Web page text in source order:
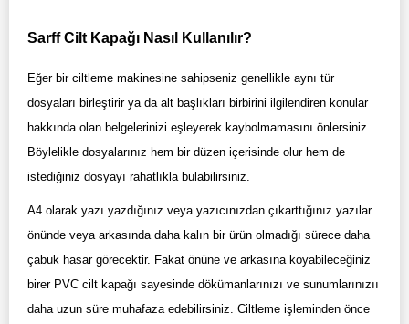
Sarff Cilt Kapağı Nasıl Kullanılır?
Eğer bir ciltleme makinesine sahipseniz genellikle aynı tür
dosyaları birleştirir ya da alt başlıkları birbirini ilgilendiren konular
hakkında olan belgelerinizi eşleyerek kaybolmamasını önlersiniz.
Böylelikle dosyalarınız hem bir düzen içerisinde olur hem de
istediğiniz dosyayı rahatlıkla bulabilirsiniz.
A4 olarak yazı yazdığınız veya yazıcınızdan çıkarttığınız yazılar
önünde veya arkasında daha kalın bir ürün olmadığı sürece daha
çabuk hasar görecektir. Fakat önüne ve arkasına koyabileceğiniz
birer PVC cilt kapağı sayesinde dökümanlarınızı ve sunumlarınızıı
daha uzun süre muhafaza edebilirsiniz. Ciltleme işleminden önce